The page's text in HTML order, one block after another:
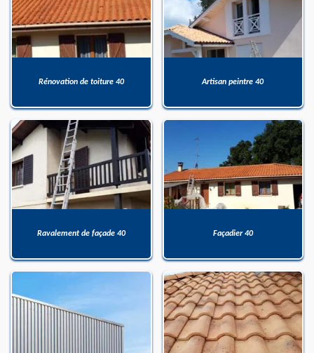
Rénovation de toiture 40 Artisan peintre 40
Ravalement de façade 40 Façadier 40